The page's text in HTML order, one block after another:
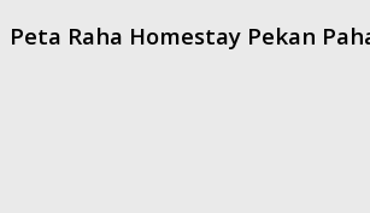
Peta Raha Homestay Pekan